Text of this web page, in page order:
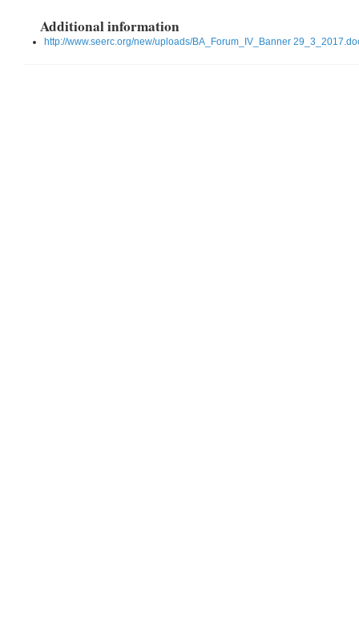
Additional information
http://www.seerc.org/new/uploads/BA_Forum_IV_Banner